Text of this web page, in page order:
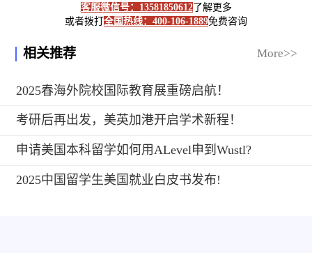
客服微信号：13581850612了解更多
或者拨打 全国热线：400-106-1889免费咨询
相关推荐 More>>
2025春海外院校国际教育展重磅启航！
考研后再出发，美英加港开启学术新程！
申请美国本科留学如何用ALevel申到Wustl?
2025中国留学生美国就业白皮书发布!